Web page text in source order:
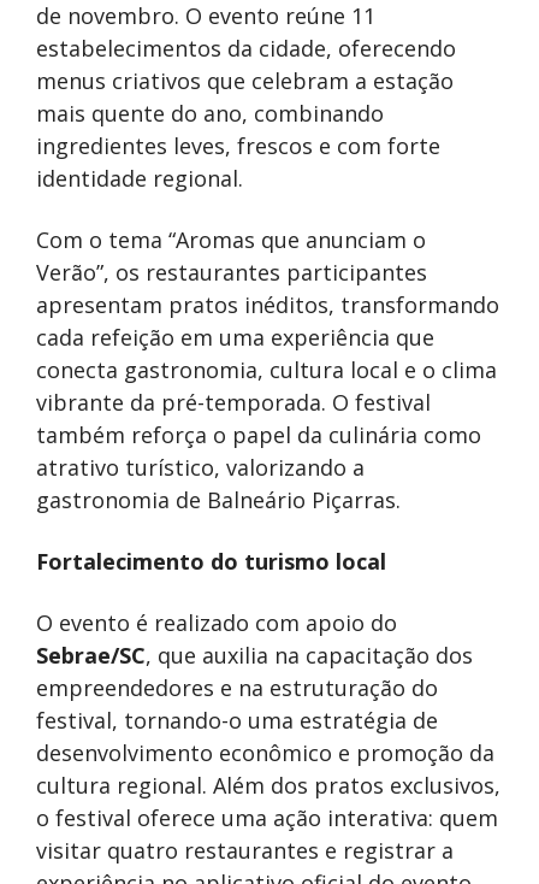
de novembro. O evento reúne 11
estabelecimentos da cidade, oferecendo
menus criativos que celebram a estação
mais quente do ano, combinando
ingredientes leves, frescos e com forte
identidade regional.
Com o tema “Aromas que anunciam o
Verão”, os restaurantes participantes
apresentam pratos inéditos, transformando
cada refeição em uma experiência que
conecta gastronomia, cultura local e o clima
vibrante da pré-temporada. O festival
também reforça o papel da culinária como
atrativo turístico, valorizando a
gastronomia de Balneário Piçarras.
Fortalecimento do turismo local
O evento é realizado com apoio do
Sebrae/SC, que auxilia na capacitação dos
empreendedores e na estruturação do
festival, tornando-o uma estratégia de
desenvolvimento econômico e promoção da
cultura regional. Além dos pratos exclusivos,
o festival oferece uma ação interativa: quem
visitar quatro restaurantes e registrar a